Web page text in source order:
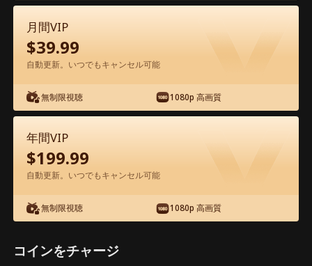
エピソード26 - 実は億万長者！？警備員
の父が隠していた秘密 映画フル
1-50 51-80
26 29
月間VIP
$39.99
自動更新。いつでもキャンセル可能
無制限視聴 1080p 高画質
年間VIP
$199.99
自動更新。いつでもキャンセル可能
無制限視聴 1080p 高画質
コインをチャージ